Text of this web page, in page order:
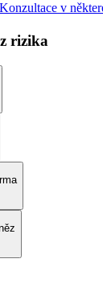
Konzultace v
rizika